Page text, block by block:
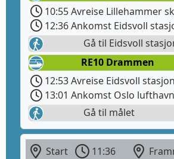
10:55 Avreise Lillehammer
12:36 Ankomst Eidsvoll
Gå til Eidsvoll
RE10 Drammen
12:53 Avreise Eidsvoll stasjon
13:01 Ankomst Oslo
Gå til målet
Start 11:36